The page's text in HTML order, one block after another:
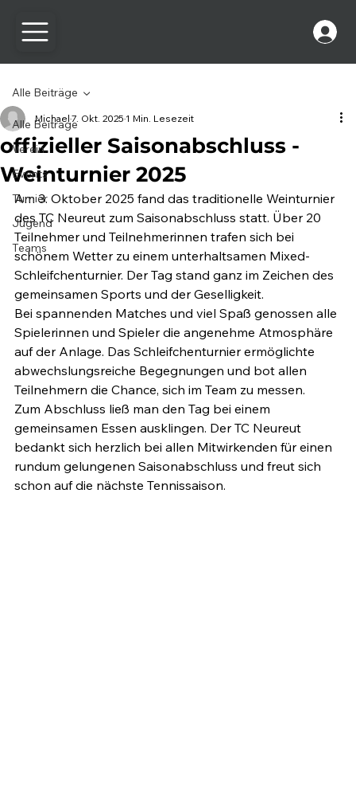
Alle Beiträge
Verein
Events
Turnier
Jugend
Teams
Alle Beiträge
offizieller Saisonabschluss -
Weinturnier 2025
Michael 7. Okt. 2025 1 Min. Lesezeit
Am 3. Oktober 2025 fand das traditionelle Weinturnier
des TC Neureut zum Saisonabschluss statt. Über 20
Teilnehmer und Teilnehmerinnen trafen sich bei
schönem Wetter zu einem unterhaltsamen Mixed-
Schleifchenturnier. Der Tag stand ganz im Zeichen des
gemeinsamen Sports und der Geselligkeit.
Bei spannenden Matches und viel Spaß genossen alle
Spielerinnen und Spieler die angenehme Atmosphäre
auf der Anlage. Das Schleifchenturnier ermöglichte
abwechslungsreiche Begegnungen und bot allen
Teilnehmern die Chance, sich im Team zu messen.
Zum Abschluss ließ man den Tag bei einem
gemeinsamen Essen ausklingen. Der TC Neureut
bedankt sich herzlich bei allen Mitwirkenden für einen
rundum gelungenen Saisonabschluss und freut sich
schon auf die nächste Tennissaison.